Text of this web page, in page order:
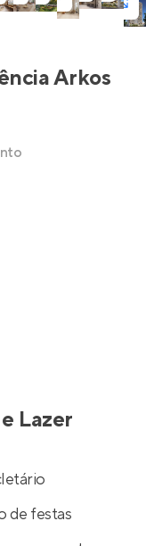
Arkos
Lazer
de festas